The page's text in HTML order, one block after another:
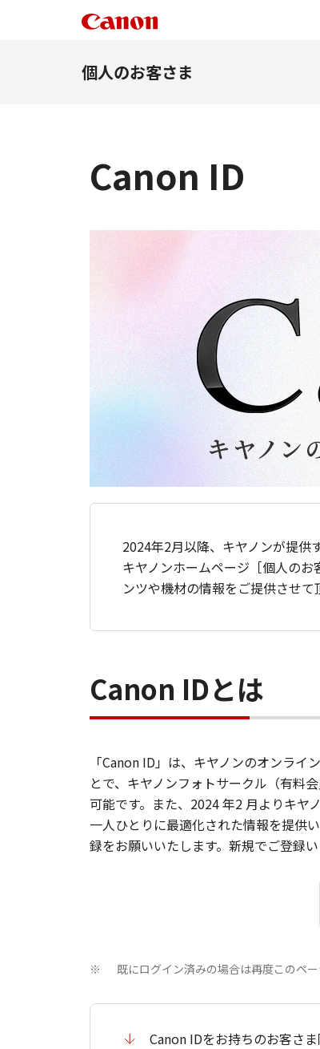
個人のお客さま
Canon ID
2024年2月以降、キヤノンが提供
キヤノンホームページ［個人の
ンツや機材の情報をご提供させて
Canon IDとは
「Canon ID」は、キヤノンのオンラ
とで、キヤノンフォトサークル（有料
可能です。また、2024 年2 月よりキヤ
一人ひとりに最適化された情報を提供
録をお願いいたします。新規でご登録
※ 既にログイン済みの場合は再度このペー
Canon IDをお持ちのお客さ